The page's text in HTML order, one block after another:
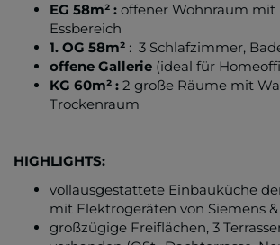
EG 58m² : offener Wohnraum mit
Essbereich
1. OG 58m² : 3 Schlafzimmer,
offene Gallerie (ideal für
KG 60m² : 2 große Räume mit
Trockenraum
HIGHLIGHTS:
vollausgestattete Einbauküche
mit Elektrogeräten von Siemens
großzügige Freiflächen, 3